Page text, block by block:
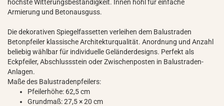
höchste Witterungsbeständigkeit. Innen hohl für einfache
Armierung und Betonausguss.
Die dekorativen Spiegelfassetten verleihen dem Balustraden
Betonpfeiler klassische Architekturqualität. Anordnung und Anzahl
beliebig wählbar für individuelle Geländerdesigns. Perfekt als
Eckpfeiler, Abschlussstein oder Zwischenposten in Balustraden-
Anlagen.
Maße des Balustradenpfeilers:
Pfeilerhöhe: 62,5 cm
Grundmaß: 27,5 × 20 cm